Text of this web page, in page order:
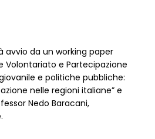
avvio da un working paper
Volontariato e Partecipazione
e politiche pubbliche:
nelle regioni italiane” e
Nedo Baracani,